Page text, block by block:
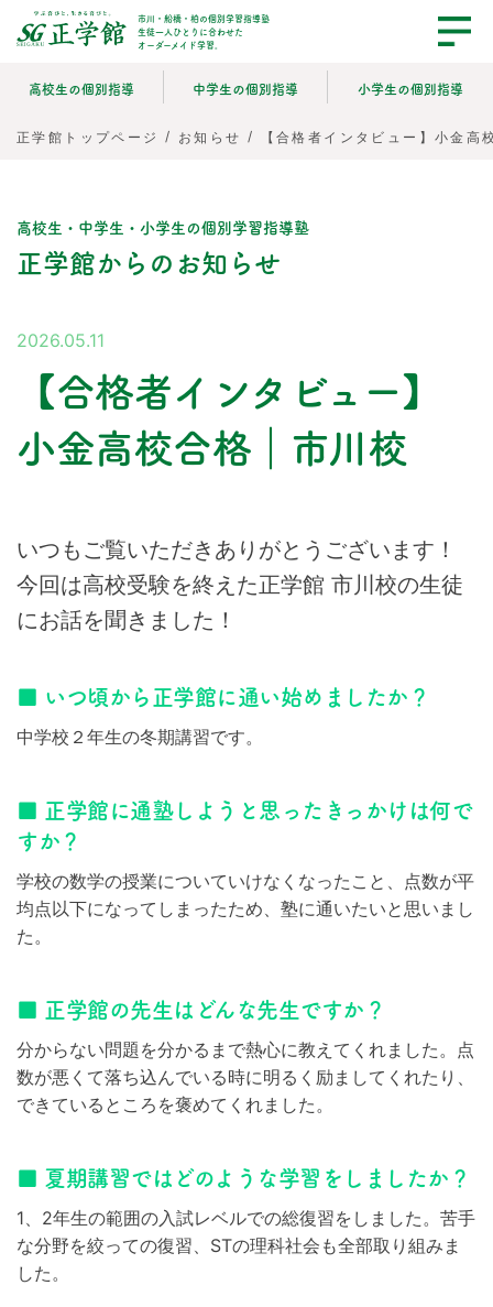
市川・船橋・柏の個別学習指導塾
生徒一人ひとりに合わせた
オーダーメイド学習。
高校生の個別指導 中学生の個別指導 小学生の個別指導
正学館トップページ / お知らせ / 【合格者インタビュー】小金高
高校生・中学生・小学生の個別学習指導塾
正学館からのお知らせ
2026.05.11
【合格者インタビュー】
小金高校合格｜市川校
いつもご覧いただきありがとうございます！
今回は高校受験を終えた正学館 市川校の生徒
にお話を聞きました！
■ いつ頃から正学館に通い始めましたか？
中学校２年生の冬期講習です。
■ 正学館に通塾しようと思ったきっかけは何で
すか？
学校の数学の授業についていけなくなったこと、点数が平
均点以下になってしまったため、塾に通いたいと思いまし
た。
■ 正学館の先生はどんな先生ですか？
分からない問題を分かるまで熱心に教えてくれました。点
数が悪くて落ち込んでいる時に明るく励ましてくれたり、
できているところを褒めてくれました。
■ 夏期講習ではどのような学習をしましたか？
1、2年生の範囲の入試レベルでの総復習をしました。苦手
な分野を絞っての復習、STの理科社会も全部取り組みま
した。